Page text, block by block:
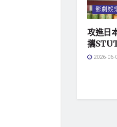
影劇娛
攻進日
攜
2026-06-